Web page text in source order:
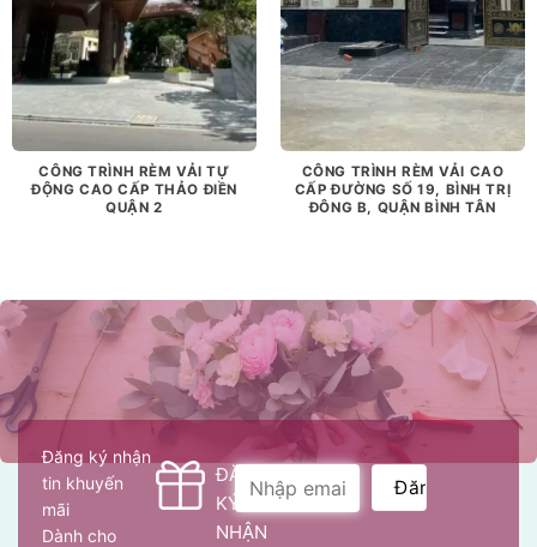
CÔNG TRÌNH RÈM VẢI TỰ
ĐỘNG CAO CẤP THẢO ĐIỀN
QUẬN 2
CÔNG TRÌNH RÈM VẢI CAO
CẤP ĐƯỜNG SỐ 19, BÌNH TRỊ
ĐÔNG B, QUẬN BÌNH TÂN
Đăng ký nhận
tin khuyến
mãi
Dành cho
ĐĂNG
KÝ
NHẬN